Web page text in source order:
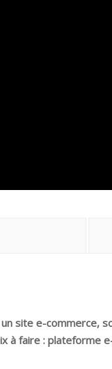
site e-commerce,
à faire : plateforme